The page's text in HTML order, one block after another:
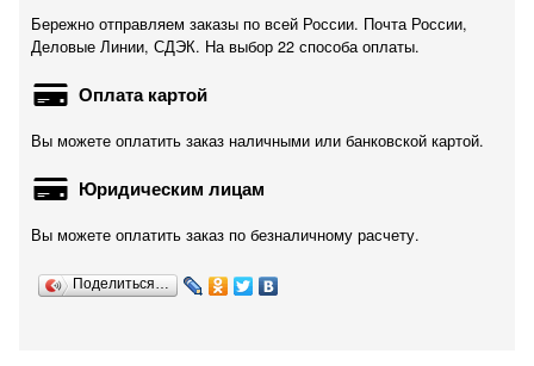
Бережно отправляем заказы по всей России. Почта России,
Деловые Линии, СДЭК. На выбор 22 способа оплаты.
Оплата картой
Вы можете оплатить заказ наличными или банковской картой.
Юридическим лицам
Вы можете оплатить заказ по безналичному расчету.
Поделиться…